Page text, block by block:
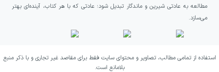
دغدغه‌هایی انسانی است. او از سرقت مجموعه
استفاده می‌کند تا داستانی درباره امکان دگرگونی
بسازد؛ داستانی که ارزش کتاب‌ها را فقط در کمیابی
مطالعه به عادتی شیرین و ماندگار تبدیل شود؛ عادتی که با هر کتاب، آینده‌ای بهتر
می‌سازد.
استفاده از تمامی مطالب، تصاویر و محتوای سایت فقط برای مقاصد غیر تجاری و با ذکر منبع
بلامانع است.